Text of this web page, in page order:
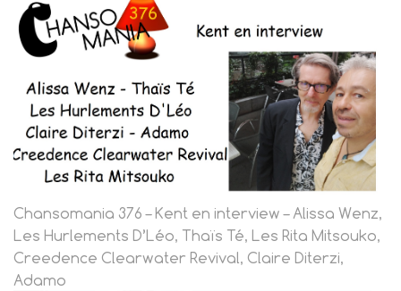
Chansomania 376 – Kent en interview – Alissa Wenz,
Les Hurlements D’Léo, Thaïs Té, Les Rita Mitsouko,
Creedence Clearwater Revival, Claire Diterzi,
Adamo